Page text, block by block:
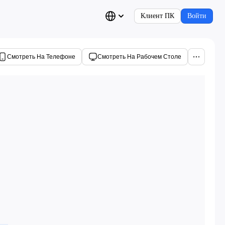
Клиент ПК Войти
Смотреть На Телефоне Смотреть На Рабочем Столе